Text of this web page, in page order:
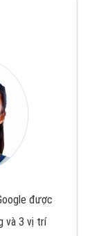
được
và 3 vị trí